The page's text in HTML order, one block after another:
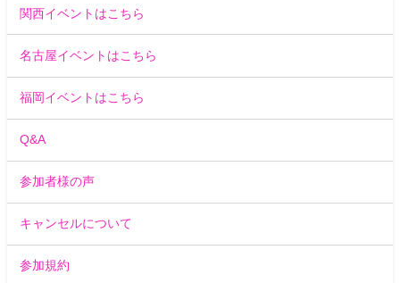
関西イベントはこちら
名古屋イベントはこちら
福岡イベントはこちら
Q&A
参加者様の声
キャンセルについて
参加規約